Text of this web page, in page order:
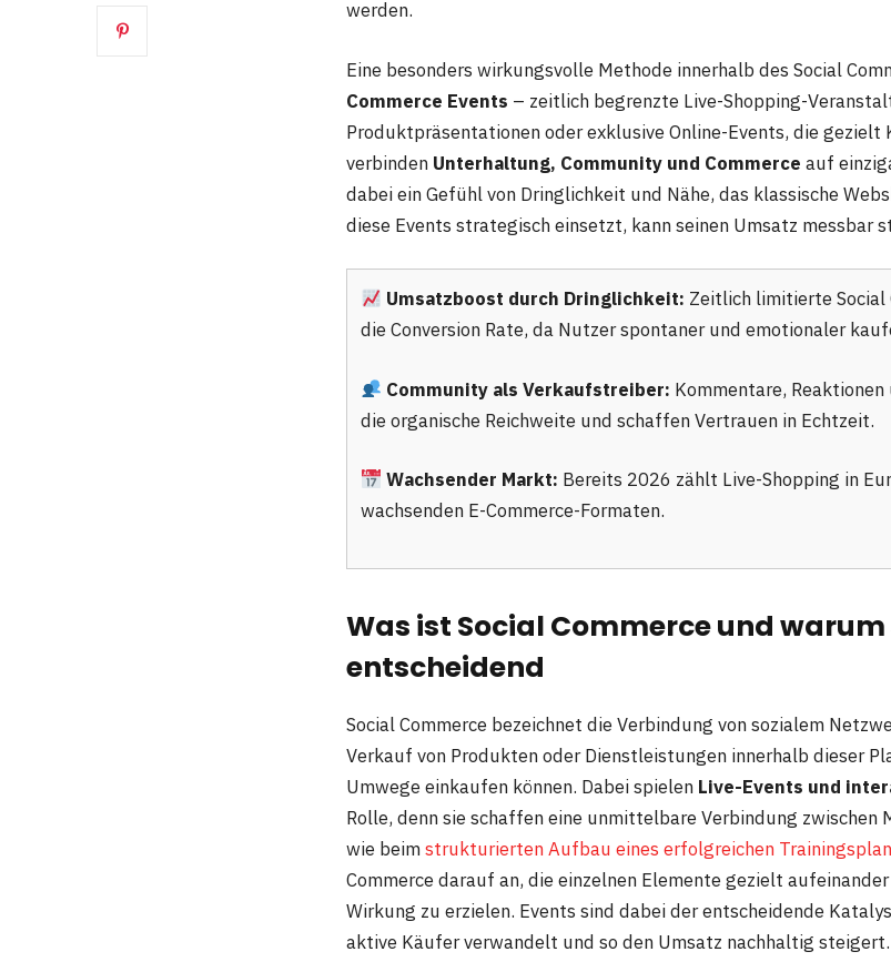
werden.
Eine besonders wirkungsvolle Methode innerhalb des Social
Commerce Events – zeitlich begrenzte Live-Shopping-
Produktpräsentationen oder exklusive Online-Events, die gezielt
verbinden Unterhaltung, Community und Commerce auf
dabei ein Gefühl von Dringlichkeit und Nähe, das klassische
diese Events strategisch einsetzt, kann seinen Umsatz messbar
Umsatzboost durch Dringlichkeit: Zeitlich limitierte Social
die Conversion Rate, da Nutzer spontaner und emotionaler
Community als Verkaufstreiber: Kommentare,
die organische Reichweite und schaffen Vertrauen in Echtzeit.
Wachsender Markt: Bereits 2026 zählt Live-Shopping in
wachsenden E-Commerce-Formaten.
Was ist Social Commerce und warum
entscheidend
Social Commerce bezeichnet die Verbindung von sozialem
Verkauf von Produkten oder Dienstleistungen innerhalb dieser
Umwege einkaufen können. Dabei spielen Live-Events und
Rolle, denn sie schaffen eine unmittelbare Verbindung zwischen
wie beimstrukturierten Aufbau eines erfolgreichen
Commerce darauf an, die einzelnen Elemente gezielt
Wirkung zu erzielen. Events sind dabei der entscheidende
aktive Käufer verwandelt und so den Umsatz nachhaltig steigert.